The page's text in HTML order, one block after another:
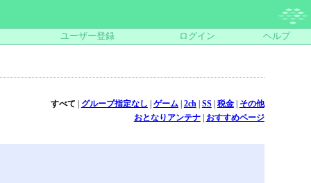
ユーザー登録 ログイン ヘルプ
すべて グループ指定なし ゲーム| 2ch| SS| 税金| その他
おとなりアンテナ| おすすめページ